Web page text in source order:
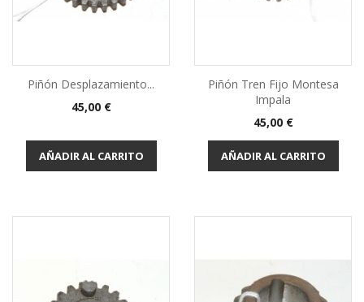
Piñón Desplazamiento...
Precio
45,00 €
AÑADIR AL CARRITO
Piñón Tren Fijo Montesa
Impala
Precio
45,00 €
AÑADIR AL CARRITO